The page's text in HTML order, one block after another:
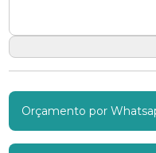
Orçamento por